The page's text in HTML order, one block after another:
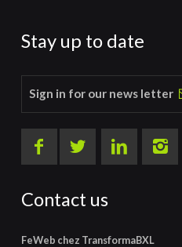
Stay up to date
Sign in for our news letter
Contact us
FeWeb chez TransformaBXL